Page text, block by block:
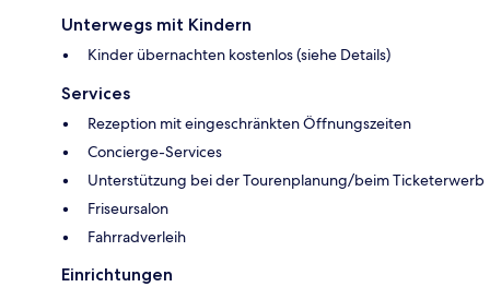
Unterwegs mit Kindern
Kinder übernachten kostenlos (siehe Details)
Services
Rezeption mit eingeschränkten Öffnungszeiten
Concierge-Services
Unterstützung bei der Tourenplanung/beim Ticketerwerb
Friseursalon
Fahrradverleih
Einrichtungen